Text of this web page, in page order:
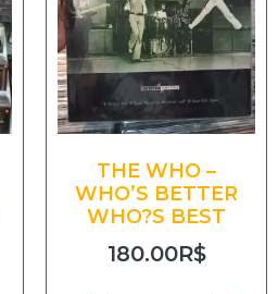
THE WHO –
WHO’S BETTER
WHO?S BEST
180.00R$